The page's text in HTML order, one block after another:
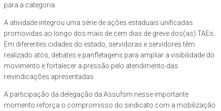
para a categoria.
A atividade integrou uma série de ações estaduais unificadas
promovidas ao longo dos mais de cem dias de greve dos(as) TAEs.
Em diferentes cidades do estado, servidoras e servidores têm
realizado atos, debates e panfletagens para ampliar a visibilidade do
movimento e fortalecer a pressão pelo atendimento das
reivindicações apresentadas.
A participação da delegação da Assufsm nesse importante
momento reforça o compromisso do sindicato com a mobilização